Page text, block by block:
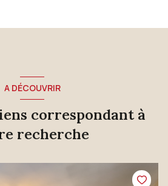
A DÉCOUVRIR
correspondant à
recherche